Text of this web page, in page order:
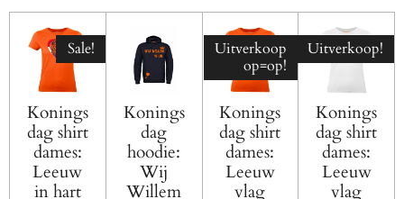
Sale!
Konings
dag shirt
dames:
Leeuw
in hart
Konings
dag
hoodie:
Wij
Willem
Uitverkoop
op=op!
Konings
dag shirt
dames:
Leeuw
vlag
Uitverkoop!
Konings
dag shirt
dames:
Leeuw
vlag